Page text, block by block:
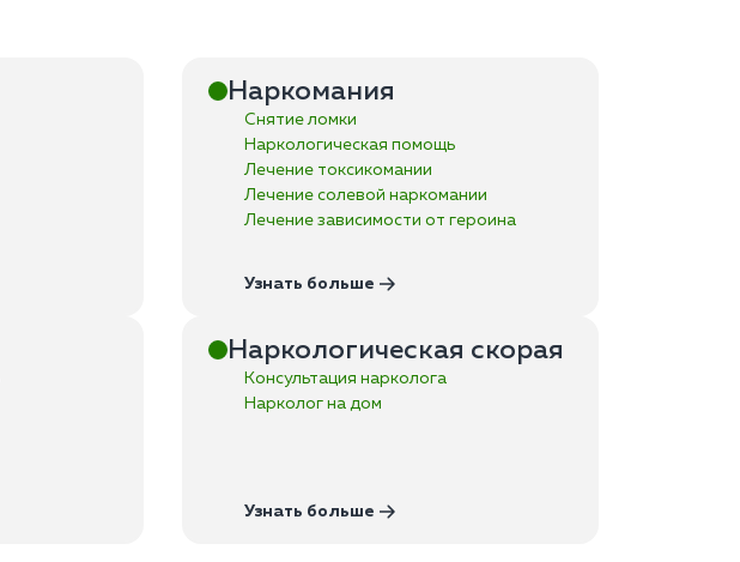
Наркомания
Снятие ломки
Наркологическая помощь
Лечение токсикомании
Лечение солевой наркомании
Лечение зависимости от героина
Узнать больше
Наркологическая скорая
Консультация нарколога
Нарколог на дом
Узнать больше